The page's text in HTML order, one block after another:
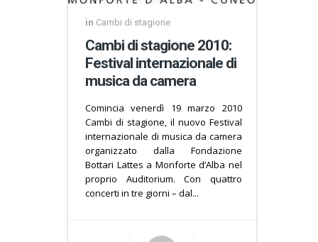
in Cambi di stagione
Cambi di stagione 2010:
Festival internazionale di
musica da camera
Comincia venerdì 19 marzo 2010
Cambi di stagione, il nuovo Festival
internazionale di musica da camera
organizzato dalla Fondazione
Bottari Lattes a Monforte d’Alba nel
proprio Auditorium. Con quattro
concerti in tre giorni – dal...